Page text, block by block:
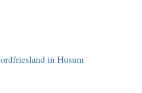
in Husum